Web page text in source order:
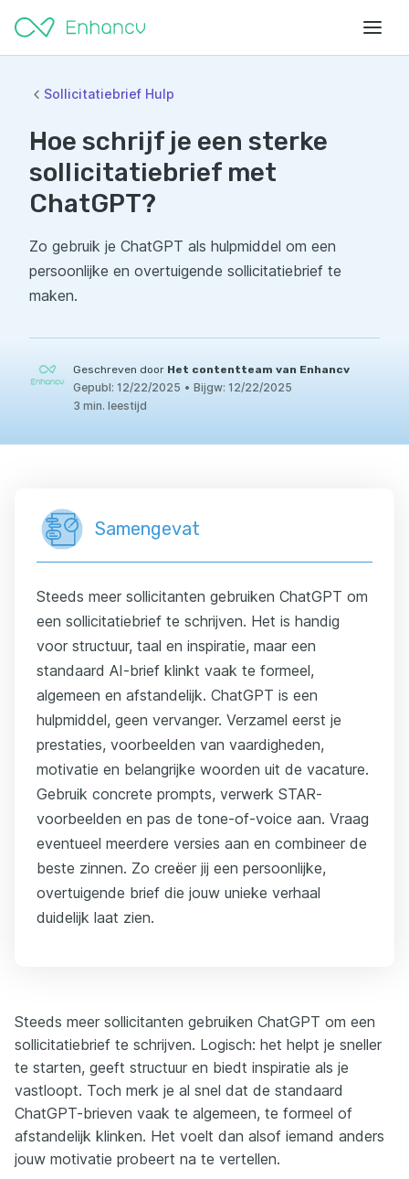
Sollicitatiebrief Hulp
Hoe schrijf je een sterke
sollicitatiebrief met
ChatGPT?
Zo gebruik je ChatGPT als hulpmiddel om een
persoonlijke en overtuigende sollicitatiebrief te
maken.
Geschreven door Het contentteam van Enhancv
Gepubl: 12/22/2025 • Bijgw: 12/22/2025
3 min. leestijd
Samengevat
Steeds meer sollicitanten gebruiken ChatGPT om
een sollicitatiebrief te schrijven. Het is handig
voor structuur, taal en inspiratie, maar een
standaard AI-brief klinkt vaak te formeel,
algemeen en afstandelijk. ChatGPT is een
hulpmiddel, geen vervanger. Verzamel eerst je
prestaties, voorbeelden van vaardigheden,
motivatie en belangrijke woorden uit de vacature.
Gebruik concrete prompts, verwerk STAR-
voorbeelden en pas de tone-of-voice aan. Vraag
eventueel meerdere versies aan en combineer de
beste zinnen. Zo creëer jij een persoonlijke,
overtuigende brief die jouw unieke verhaal
duidelijk laat zien.
Steeds meer sollicitanten gebruiken ChatGPT om een
sollicitatiebrief te schrijven. Logisch: het helpt je sneller
te starten, geeft structuur en biedt inspiratie als je
vastloopt. Toch merk je al snel dat de standaard
ChatGPT-brieven vaak te algemeen, te formeel of
afstandelijk klinken. Het voelt dan alsof iemand anders
jouw motivatie probeert na te vertellen.